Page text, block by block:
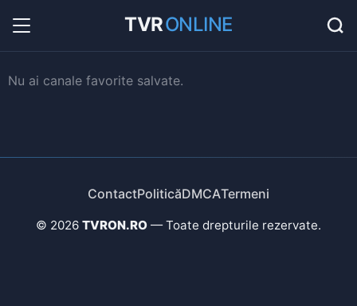
TVRONLINE 36
Favorite
Nu ai canale favorite salvate.
ContactPoliticăDMCATermeni
© 2026 TVRON.RO — Toate drepturile rezervate.